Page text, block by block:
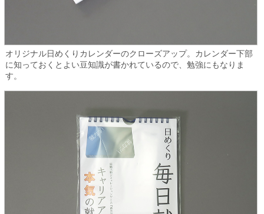
オリジナル日めくりカレンダーのクローズアップ。カレンダー下部
に知っておくとよい豆知識が書かれているので、勉強にもなりま
す。